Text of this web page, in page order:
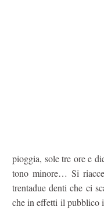
pioggia, sole tre ore e
tono minore… Si
trentadue denti che ci
che in effetti il pubblico